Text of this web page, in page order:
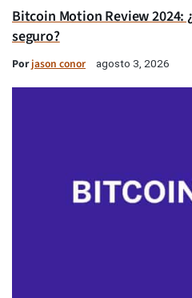
Bitcoin Motion Review 2024:
seguro?
Porjason conor agosto 3, 2026